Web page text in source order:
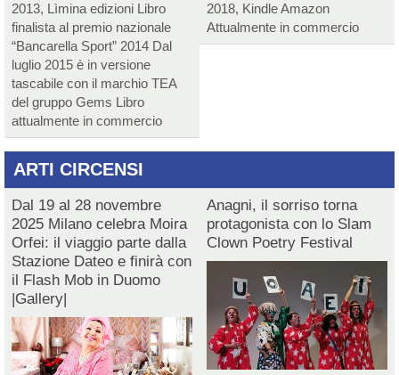
2013, Lìmina edizioni Libro
finalista al premio nazionale
“Bancarella Sport” 2014 Dal
luglio 2015 è in versione
tascabile con il marchio TEA
del gruppo Gems Libro
attualmente in commercio
2018, Kindle Amazon
Attualmente in commercio
ARTI CIRCENSI
Dal 19 al 28 novembre
2025 Milano celebra Moira
Orfei: il viaggio parte dalla
Stazione Dateo e finirà con
il Flash Mob in Duomo
|Gallery|
Anagni, il sorriso torna
protagonista con lo Slam
Clown Poetry Festival